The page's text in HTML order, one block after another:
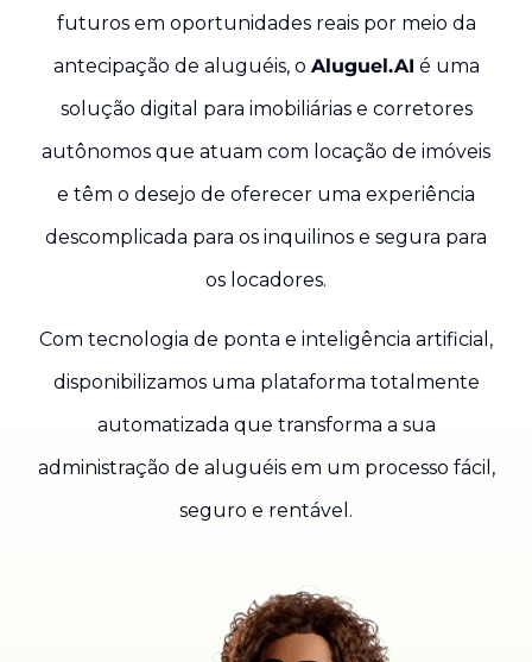
futuros em oportunidades reais por meio da
antecipação de aluguéis, o Aluguel.AI é uma
solução digital para imobiliárias e corretores
autônomos que atuam com locação de imóveis
e têm o desejo de oferecer uma experiência
descomplicada para os inquilinos e segura para
os locadores.
Com tecnologia de ponta e inteligência artificial,
disponibilizamos uma plataforma totalmente
automatizada que transforma a sua
administração de aluguéis em um processo fácil,
seguro e rentável.